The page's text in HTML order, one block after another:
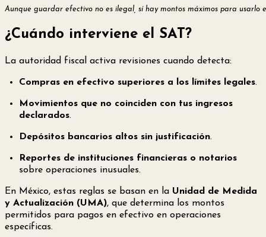
Aunque guardar efectivo no es ilegal, sí hay montos máximos para usarlo
¿Cuándo interviene el SAT?
La autoridad fiscal activa revisiones cuando detecta:
Compras en efectivo superiores a los límites legales.
Movimientos que no coinciden con tus ingresos
declarados.
Depósitos bancarios altos sin justificación.
Reportes de instituciones financieras o notarios
sobre operaciones inusuales.
En México, estas reglas se basan en la Unidad de Medida
y Actualización (UMA), que determina los montos
permitidos para pagos en efectivo en operaciones
específicas.